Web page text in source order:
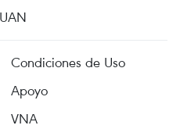
Condiciones de Uso
Apoyo
VNA